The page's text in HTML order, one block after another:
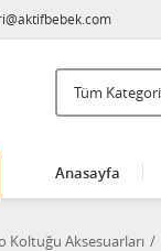
Anasayfa
Koltuğu Aksesuarları